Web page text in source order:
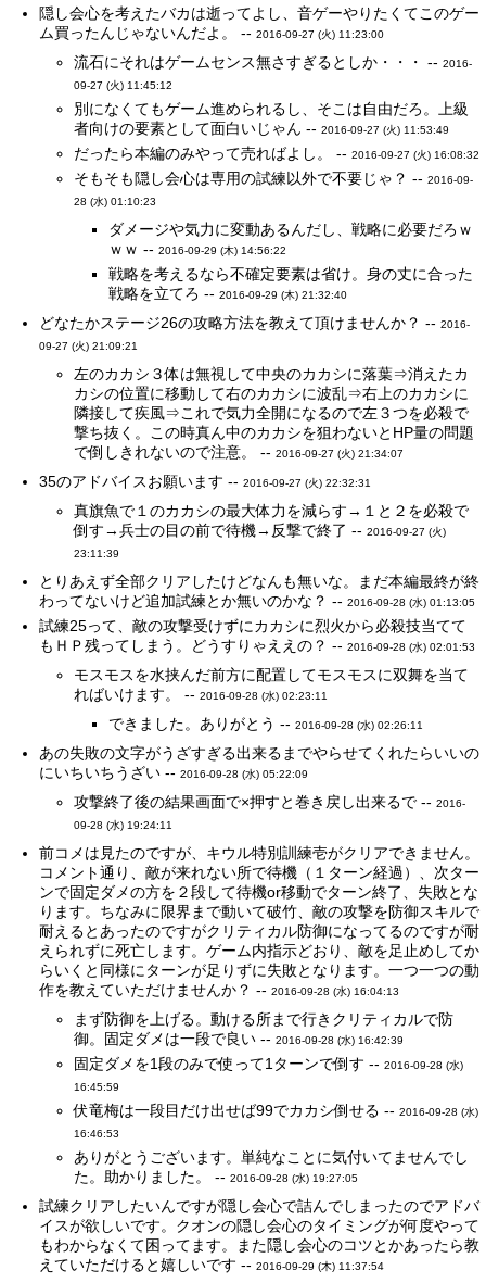
隠し会心を考えたバカは逝ってよし、音ゲーやりたくてこのゲー
ム買ったんじゃないんだよ。 --2016-09-27 (火) 11:23:00
流石にそれはゲームセンス無さすぎるとしか・・・ --2016-
09-27 (火) 11:45:12
別になくてもゲーム進められるし、そこは自由だろ。上級
者向けの要素として面白いじゃん --2016-09-27 (火) 11:53:49
だったら本編のみやって売ればよし。 --2016-09-27 (火) 16:08:32
そもそも隠し会心は専用の試練以外で不要じゃ？ --2016-09-
28 (水) 01:10:23
ダメージや気力に変動あるんだし、戦略に必要だろｗ
ｗｗ --2016-09-29 (木) 14:56:22
戦略を考えるなら不確定要素は省け。身の丈に合った
戦略を立てろ --2016-09-29 (木) 21:32:40
どなたかステージ26の攻略方法を教えて頂けませんか？ --2016-
09-27 (火) 21:09:21
左のカカシ３体は無視して中央のカカシに落葉⇒消えたカ
カシの位置に移動して右のカカシに波乱⇒右上のカカシに
隣接して疾風⇒これで気力全開になるので左３つを必殺で
撃ち抜く。この時真ん中のカカシを狙わないとHP量の問題
で倒しきれないので注意。 --2016-09-27 (火) 21:34:07
35のアドバイスお願います --2016-09-27 (火) 22:32:31
真旗魚で１のカカシの最大体力を減らす→１と２を必殺で
倒す→兵士の目の前で待機→反撃で終了 --2016-09-27 (火)
23:11:39
とりあえず全部クリアしたけどなんも無いな。まだ本編最終が終
わってないけど追加試練とか無いのかな？ --2016-09-28 (水) 01:13:05
試練25って、敵の攻撃受けずにカカシに烈火から必殺技当てて
もＨＰ残ってしまう。どうすりゃええの？ --2016-09-28 (水) 02:01:53
モスモスを水挟んだ前方に配置してモスモスに双舞を当て
ればいけます。 --2016-09-28 (水) 02:23:11
できました。ありがとう --2016-09-28 (水) 02:26:11
あの失敗の文字がうざすぎる出来るまでやらせてくれたらいいの
にいちいちうざい --2016-09-28 (水) 05:22:09
攻撃終了後の結果画面で×押すと巻き戻し出来るで --2016-
09-28 (水) 19:24:11
前コメは見たのですが、キウル特別訓練壱がクリアできません。
コメント通り、敵が来れない所で待機（１ターン経過）、次ター
ンで固定ダメの方を２段して待機or移動でターン終了、失敗とな
ります。ちなみに限界まで動いて破竹、敵の攻撃を防御スキルで
耐えるとあったのですがクリティカル防御になってるのですが耐
えられずに死亡します。ゲーム内指示どおり、敵を足止めしてか
らいくと同様にターンが足りずに失敗となります。一つ一つの動
作を教えていただけませんか？ --2016-09-28 (水) 16:04:13
まず防御を上げる。動ける所まで行きクリティカルで防
御。固定ダメは一段で良い --2016-09-28 (水) 16:42:39
固定ダメを1段のみで使って1ターンで倒す --2016-09-28 (水)
16:45:59
伏竜梅は一段目だけ出せば99でカカシ倒せる --2016-09-28 (水)
16:46:53
ありがとうございます。単純なことに気付いてませんでし
た。助かりました。 --2016-09-28 (水) 19:27:05
試練クリアしたいんですが隠し会心で詰んでしまったのでアドバ
イスが欲しいです。クオンの隠し会心のタイミングが何度やって
もわからなくて困ってます。また隠し会心のコツとかあったら教
えていただけると嬉しいです --2016-09-29 (木) 11:37:54